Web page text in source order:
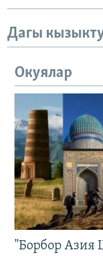
Дагы
Окуялар
"Борбор Азия